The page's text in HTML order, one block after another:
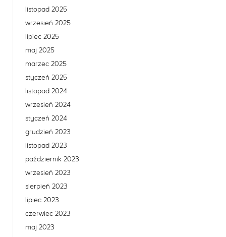
listopad 2025
wrzesień 2025
lipiec 2025
maj 2025
marzec 2025
styczeń 2025
listopad 2024
wrzesień 2024
styczeń 2024
grudzień 2023
listopad 2023
październik 2023
wrzesień 2023
sierpień 2023
lipiec 2023
czerwiec 2023
maj 2023